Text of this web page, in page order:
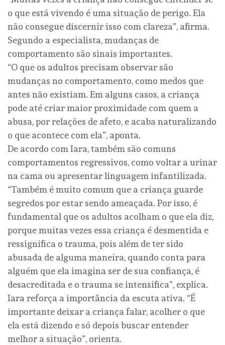
o que está vivendo é uma situação de perigo. Ela
não consegue discernir isso com clareza”, afirma.
Segundo a especialista, mudanças de
comportamento são sinais importantes.
“O que os adultos precisam observar são
mudanças no comportamento, como medos que
antes não existiam. Em alguns casos, a criança
pode até criar maior proximidade com quem a
abusa, por relações de afeto, e acaba naturalizando
o que acontece com ela”, aponta.
De acordo com Iara, também são comuns
comportamentos regressivos, como voltar a urinar
na cama ou apresentar linguagem infantilizada.
“Também é muito comum que a criança guarde
segredos por estar sendo ameaçada. Por isso, é
fundamental que os adultos acolham o que ela diz,
porque muitas vezes essa criança é desmentida e
ressignifica o trauma, pois além de ter sido
abusada de alguma maneira, quando conta para
alguém que ela imagina ser de sua confiança, é
desacreditada e o trauma se intensifica”, explica.
Iara reforça a importância da escuta ativa. “É
importante deixar a criança falar, acolher o que
ela está dizendo e só depois buscar entender
melhor a situação”, orienta.